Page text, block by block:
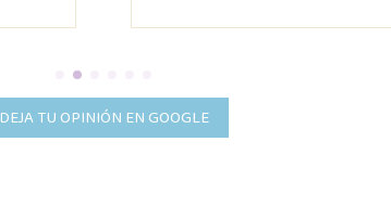
DEJA TU OPINIÓN EN GOOGLE